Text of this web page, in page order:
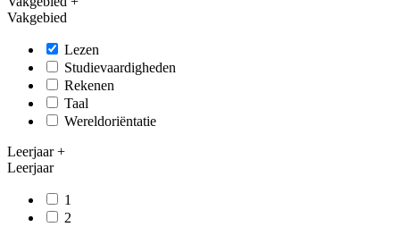
Vakgebied
Lezen
Studievaardigheden
Rekenen
Taal
Wereldoriëntatie
Leerjaar+
Leerjaar
1
2